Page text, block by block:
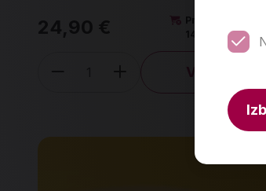
24,90 €
Predvidena
14. 8. 2026*
Količina
V košarico